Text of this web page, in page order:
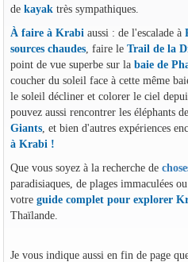
de kayaktrès sympathiques.
À faire à Krabi aussi : de l'escalade à
sources chaudes, faire le Trail de la
point de vue superbe sur la baie de
coucher du soleil face à cette même
le soleil décliner et colorer le ciel
pouvez aussi rencontrer les éléphants
Giants, et bien d'autres expériences
à Krabi !
Que vous soyez à la recherche de
paradisiaques, de plages immaculées
votre guide complet pour explorer
Thaïlande.
Je vous indique aussi en fin de page